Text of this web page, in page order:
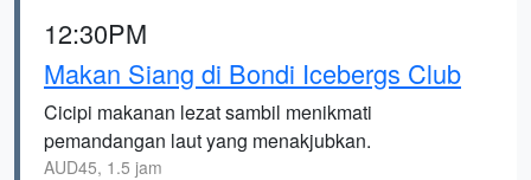
12:30PM
Makan Siang di Bondi Icebergs Club
Cicipi makanan lezat sambil menikmati
pemandangan laut yang menakjubkan.
AUD45, 1.5 jam